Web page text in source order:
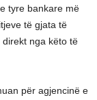
tyre bankare më
të gjata të
nga këto të
për agjencinë e